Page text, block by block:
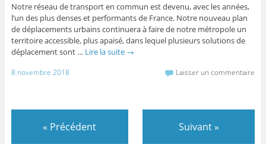
Notre réseau de transport en commun est devenu, avec les années,
l’un des plus denses et performants de France. Notre nouveau plan
de déplacements urbains continuera à faire de notre métropole un
territoire accessible, plus apaisé, dans lequel plusieurs solutions de
déplacement sont … Lire la suite →
8 novembre 2018 Laisser un commentaire
« Précédent Suivant»